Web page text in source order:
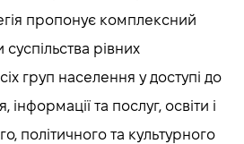
пропонує комплексний
суспільства рівних
груп населення у доступі до
інформації та послуг, освіти і
політичного та культурного